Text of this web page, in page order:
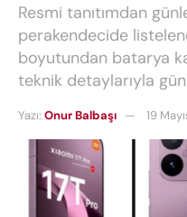
Resmi tanıtımdan
perakendecide
boyutundan batarya
teknik detaylarıyla gün
Yazı: Onur Balbaşı 19